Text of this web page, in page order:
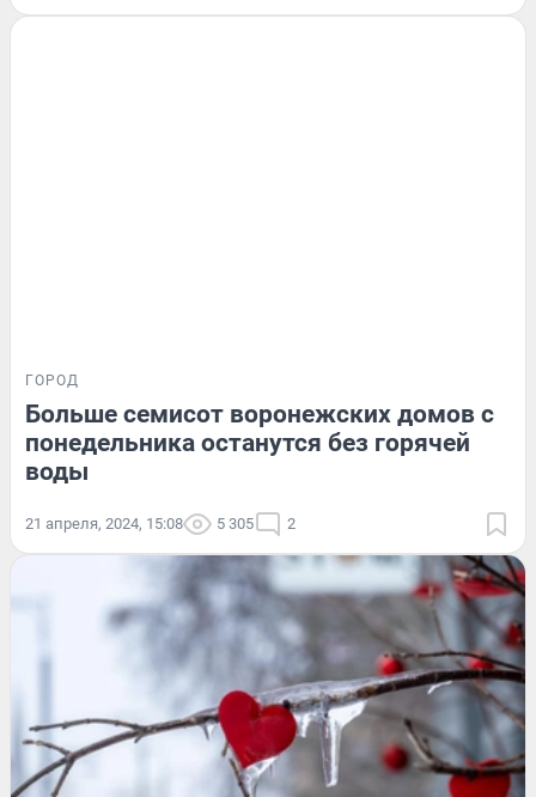
ГОРОД
Больше семисот воронежских домов с
понедельника останутся без горячей
воды
21 апреля, 2024, 15:08 5 305 2